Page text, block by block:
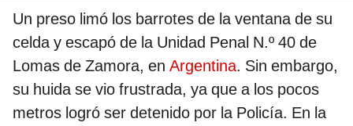
Un preso limó los barrotes de la ventana de su
celda y escapó de la Unidad Penal N.º 40 de
Lomas de Zamora, en Argentina. Sin embargo,
su huida se vio frustrada, ya que a los pocos
metros logró ser detenido por la Policía. En la